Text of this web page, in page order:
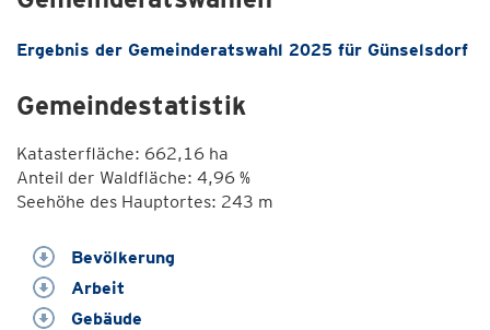
Ergebnis der Gemeinderatswahl 2025 für Günselsdorf
Gemeindestatistik
Katasterfläche: 662,16 ha
Anteil der Waldfläche: 4,96 %
Seehöhe des Hauptortes: 243 m
Bevölkerung
Arbeit
Gebäude